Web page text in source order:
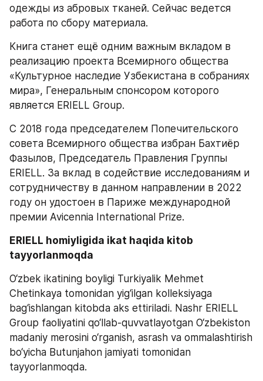
одежды из абровых тканей. Сейчас ведется
работа по сбору материала.
Книга станет ещё одним важным вкладом в
реализацию проекта Всемирного общества
«Культурное наследие Узбекистана в собраниях
мира», Генеральным спонсором которого
является ERIELL Group.
С 2018 года председателем Попечительского
совета Всемирного общества избран Бахтиёр
Фазылов, Председатель Правления Группы
ERIELL. За вклад в содействие исследованиям и
сотрудничеству в данном направлении в 2022
году он удостоен в Париже международной
премии Avicennia International Prize.
ERIELL homiyligida ikat haqida kitob
tayyorlanmoqda
O‘zbek ikatining boyligi Turkiyalik Mehmet
Chetinkaya tomonidan yig‘ilgan kolleksiyaga
bag‘ishlangan kitobda aks ettiriladi. Nashr ERIELL
Group faoliyatini qo‘llab-quvvatlayotgan O‘zbekiston
madaniy merosini o‘rganish, asrash va ommalashtirish
bo‘yicha Butunjahon jamiyati tomonidan
tayyorlanmoqda.